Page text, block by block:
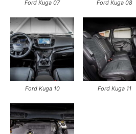
Ford Kuga 07 Ford Kuga 08
Ford Kuga 10 Ford Kuga 11